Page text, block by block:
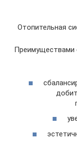
Отопительная
Преимуществами